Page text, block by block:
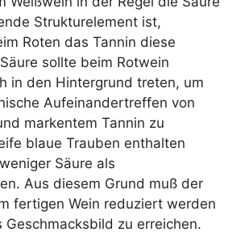
Strukturelement ist,
Roten das Tannin diese
sollte beim Rotwein
in den Hintergrund treten, um
Aufeinandertreffen von
markentem Tannin zu
blaue Trauben enthalten
Säure als
Aus diesem Grund muß der
fertigen Wein reduziert werden
Geschmacksbild zu erreichen.